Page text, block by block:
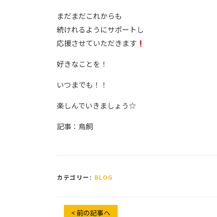
まだまだこれからも
続けれるようにサポートし
応援させていただきます
好きなことを！
いつまでも！！
楽しんでいきましょう☆
記事：鳥飼
カテゴリー: BLOG
< 前の記事へ